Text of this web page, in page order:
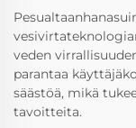
veden
parantaa
säästöä, mikä
tavoitteita.